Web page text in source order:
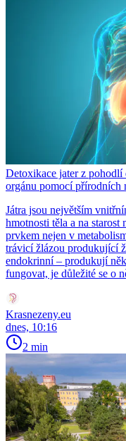
Detoxikace jater z pohodlí
orgánu pomocí přírodních
Játra jsou největším
hmotnosti těla a na
prvkem nejen v
trávicí žlázou produkující
endokrinní – produkují
fungovat, je důležité se o
Krasnezeny.eu
dnes, 10:16
2 min